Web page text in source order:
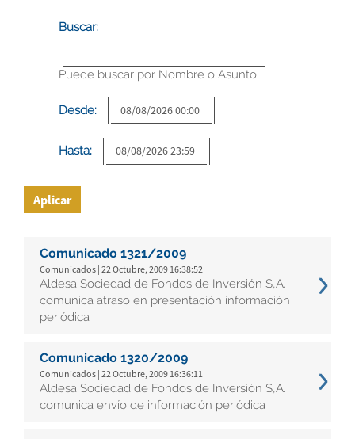
Buscar:
Puede buscar por Nombre o Asunto
Desde:
Hasta:
Aplicar
Comunicado 1321/2009
Comunicados | 22 Octubre, 2009 16:38:52
Aldesa Sociedad de Fondos de Inversión S,A.
comunica atraso en presentación información
periódica
Comunicado 1320/2009
Comunicados | 22 Octubre, 2009 16:36:11
Aldesa Sociedad de Fondos de Inversión S,A.
comunica envío de información periódica